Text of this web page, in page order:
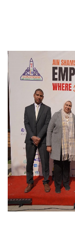
الأنظمة الذكية
الإعلام
تواصل معنا
الطلاب
هيئة التدريس
الدراسات العليا